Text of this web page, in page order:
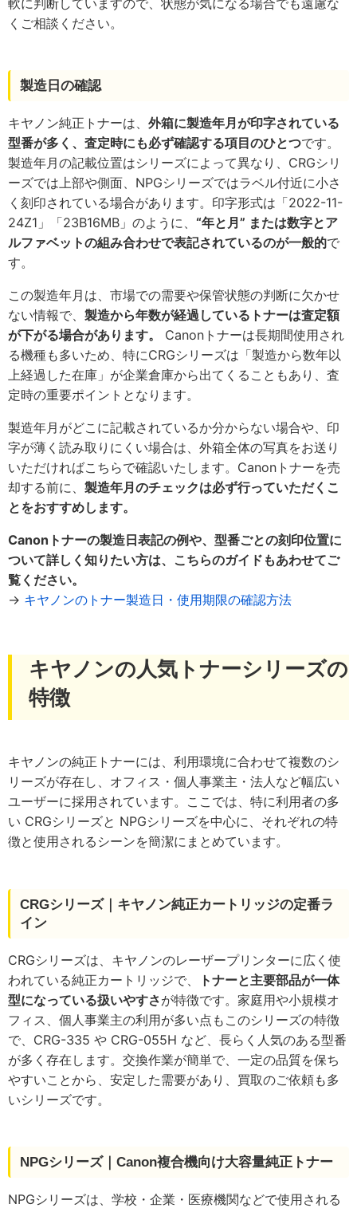
くご相談ください。
製造日の確認
キヤノン純正トナーは、 外箱に製造年月が印字されている
型番が多く、査定時にも必ず確認する項目のひとつです。
製造年月の記載位置はシリーズによって異なり、CRGシリ
ーズでは上部や側面、NPGシリーズではラベル付近に小さ
く刻印されている場合があります。印字形式は「2022-11-
24Z1」「23B16MB」のように、 “年と月” または数字とア
ルファベットの組み合わせで表記されているのが一般的で
す。
この製造年月は、市場での需要や保管状態の判断に欠かせ
ない情報で、 製造から年数が経過しているトナーは査定額
が下がる場合があります。
Canonトナーは長期間使用され
る機種も多いため、特にCRGシリーズは「製造から数年以
上経過した在庫」が企業倉庫から出てくることもあり、査
定時の重要ポイントとなります。
製造年月がどこに記載されているか分からない場合や、印
字が薄く読み取りにくい場合は、外箱全体の写真をお送り
いただければこちらで確認いたします。Canonトナーを売
却する前に、 製造年月のチェックは必ず行っていただくこ
とをおすすめします。
Canonトナーの製造日表記の例や、型番ごとの刻印位置に
ついて詳しく知りたい方は、こちらのガイドもあわせてご
覧ください。
→ キヤノンのトナー製造日・使用期限の確認方法
キヤノンの人気トナーシリーズの
特徴
キヤノンの純正トナーには、利用環境に合わせて複数のシ
リーズが存在し、オフィス・個人事業主・法人など幅広い
ユーザーに採用されています。ここでは、特に利用者の多
い CRGシリーズと NPGシリーズを中心に、それぞれの特
徴と使用されるシーンを簡潔にまとめています。
CRGシリーズ｜キヤノン純正カートリッジの定番ラ
イン
CRGシリーズは、キヤノンのレーザープリンターに広く使
われている純正カートリッジで、
トナーと主要部品が一体
型になっている扱いやすさが特徴です。家庭用や小規模オ
フィス、個人事業主の利用が多い点もこのシリーズの特徴
で、CRG-335 や CRG-055H など、長らく人気のある型番
が多く存在します。交換作業が簡単で、一定の品質を保ち
やすいことから、安定した需要があり、買取のご依頼も多
いシリーズです。
NPGシリーズ｜Canon複合機向け大容量純正トナー
NPGシリーズは、学校・企業・医療機関などで使用される